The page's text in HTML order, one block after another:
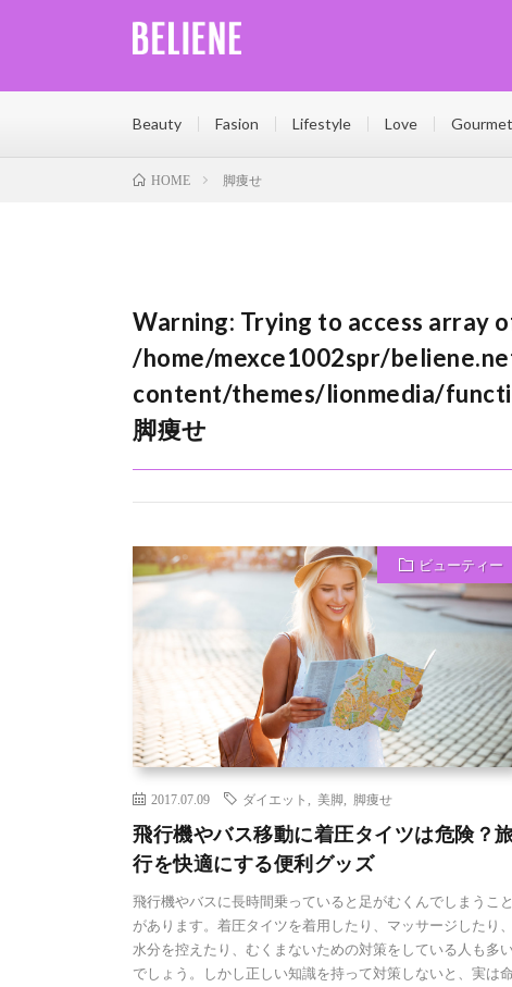
Beauty Fasion Lifestyle Love Gourmet
HOME 脚痩せ
Warning: Trying to access array
/home/mexce1002spr/
content/themes/lionmedia/
脚痩せ
ビューティー
2017.07.09 ダイエット 美脚 脚痩せ
飛行機やバス移動に着圧タイツは危険？
行を快適にする便利グッズ
飛行機やバスに長時間乗っていると足がむくんでしまうこと
があります。着圧タイツを着用したり、マッサージしたり、
水分を控えたり、むくまないための対策をしている人も多
でしょう。しかし正しい知識を持って対策しないと、実は命